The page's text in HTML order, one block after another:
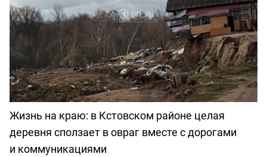
Жизнь на краю: в Кстовском районе целая
деревня сползает в овраг вместе с дорогами
и коммуникациями